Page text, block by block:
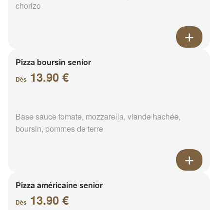
chorizo
Pizza boursin senior
Dès 13.90 €
Base sauce tomate, mozzarella, viande hachée,
boursin, pommes de terre
Pizza américaine senior
Dès 13.90 €